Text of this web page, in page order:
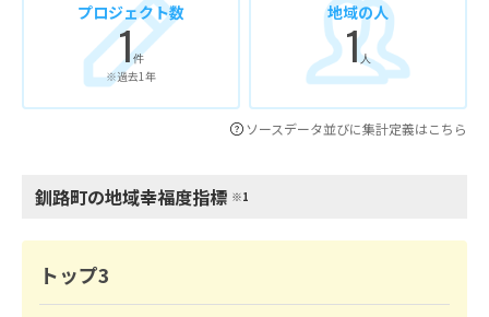
プロジェクト数
1件
※過去1年
地域の人
1人
ソースデータ並びに集計定義はこちら
釧路町の地域幸福度指標 ※1
トップ3